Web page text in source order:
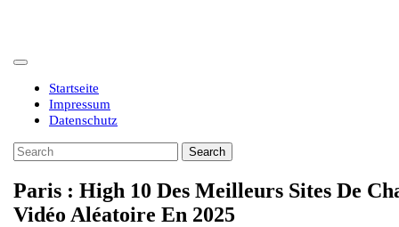
Open
ButtonStartseite
Impressum
Datenschutz
Close
Button
Search
for:
Paris : High 10 Des Meilleurs Sites De
Vidéo Aléatoire En 2025